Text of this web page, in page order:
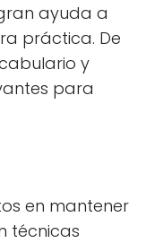
ayuda a
práctica. De
y
para
en mantener
técnicas